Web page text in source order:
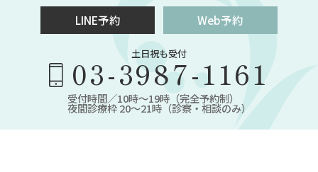
LINE予約 Web予約
土日祝も受付
03-3987-1161
受付時間／10時～19時（完全予約制）
夜間診療枠 20～21時（診察・相談のみ）